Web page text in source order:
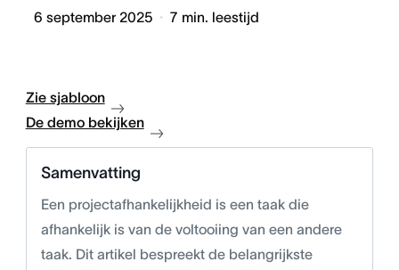
6 september 2025 7 min. leestijd
Zie sjabloon
De demo bekijken
Samenvatting
Een projectafhankelijkheid is een taak die
afhankelijk is van de voltooiing van een andere
taak. Dit artikel bespreekt de belangrijkste